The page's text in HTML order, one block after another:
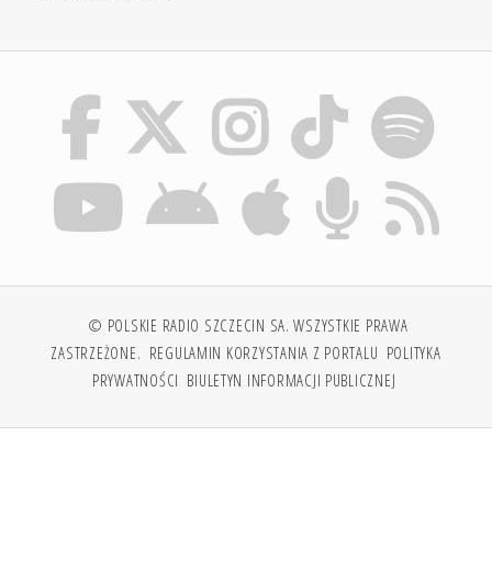
© POLSKIE RADIO SZCZECIN SA. WSZYSTKIE PRAWA
ZASTRZEŻONE. REGULAMIN KORZYSTANIA Z PORTALU POLITYKA
PRYWATNOŚCI BIULETYN INFORMACJI PUBLICZNEJ